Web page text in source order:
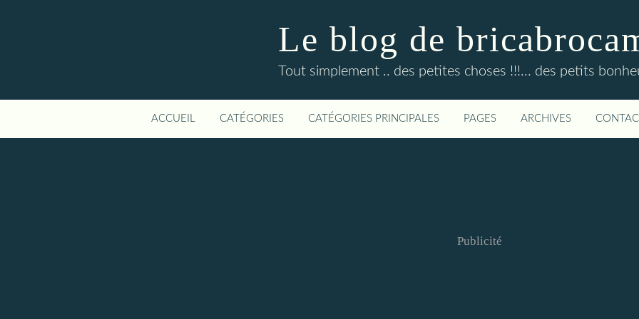
Le blog de
Tout simplement .. des petites choses !!!... des petits
ACCUEIL CATÉGORIES CATÉGORIES PRINCIPALES PAGES ARCHIVES
Publicité